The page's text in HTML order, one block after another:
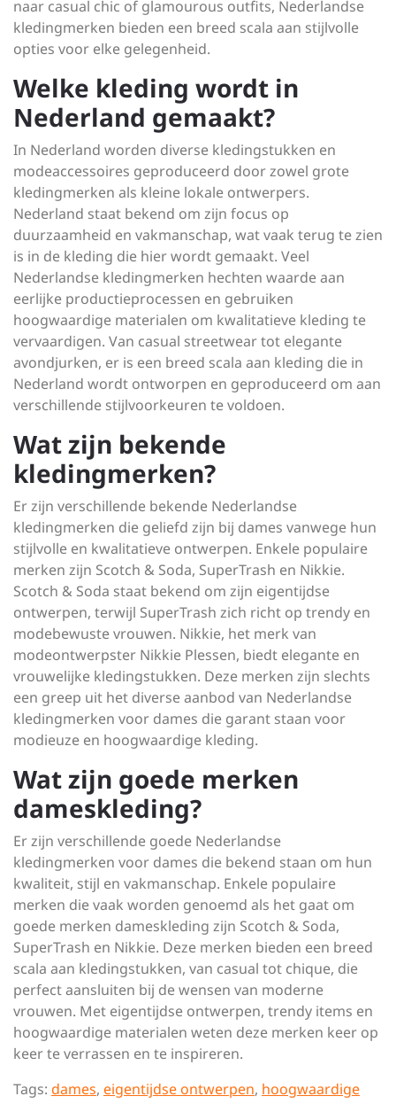
naar casual chic of glamourous outfits, Nederlandse
kledingmerken bieden een breed scala aan stijlvolle
opties voor elke gelegenheid.
Welke kleding wordt in
Nederland gemaakt?
In Nederland worden diverse kledingstukken en
modeaccessoires geproduceerd door zowel grote
kledingmerken als kleine lokale ontwerpers.
Nederland staat bekend om zijn focus op
duurzaamheid en vakmanschap, wat vaak terug te zien
is in de kleding die hier wordt gemaakt. Veel
Nederlandse kledingmerken hechten waarde aan
eerlijke productieprocessen en gebruiken
hoogwaardige materialen om kwalitatieve kleding te
vervaardigen. Van casual streetwear tot elegante
avondjurken, er is een breed scala aan kleding die in
Nederland wordt ontworpen en geproduceerd om aan
verschillende stijlvoorkeuren te voldoen.
Wat zijn bekende
kledingmerken?
Er zijn verschillende bekende Nederlandse
kledingmerken die geliefd zijn bij dames vanwege hun
stijlvolle en kwalitatieve ontwerpen. Enkele populaire
merken zijn Scotch & Soda, SuperTrash en Nikkie.
Scotch & Soda staat bekend om zijn eigentijdse
ontwerpen, terwijl SuperTrash zich richt op trendy en
modebewuste vrouwen. Nikkie, het merk van
modeontwerpster Nikkie Plessen, biedt elegante en
vrouwelijke kledingstukken. Deze merken zijn slechts
een greep uit het diverse aanbod van Nederlandse
kledingmerken voor dames die garant staan voor
modieuze en hoogwaardige kleding.
Wat zijn goede merken
dameskleding?
Er zijn verschillende goede Nederlandse
kledingmerken voor dames die bekend staan om hun
kwaliteit, stijl en vakmanschap. Enkele populaire
merken die vaak worden genoemd als het gaat om
goede merken dameskleding zijn Scotch & Soda,
SuperTrash en Nikkie. Deze merken bieden een breed
scala aan kledingstukken, van casual tot chique, die
perfect aansluiten bij de wensen van moderne
vrouwen. Met eigentijdse ontwerpen, trendy items en
hoogwaardige materialen weten deze merken keer op
keer te verrassen en te inspireren.
Tags: dames, eigentijdse ontwerpen, hoogwaardige